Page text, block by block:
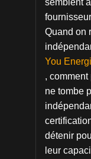
Quand on
You
, comment
ne tombe
détenir
leur